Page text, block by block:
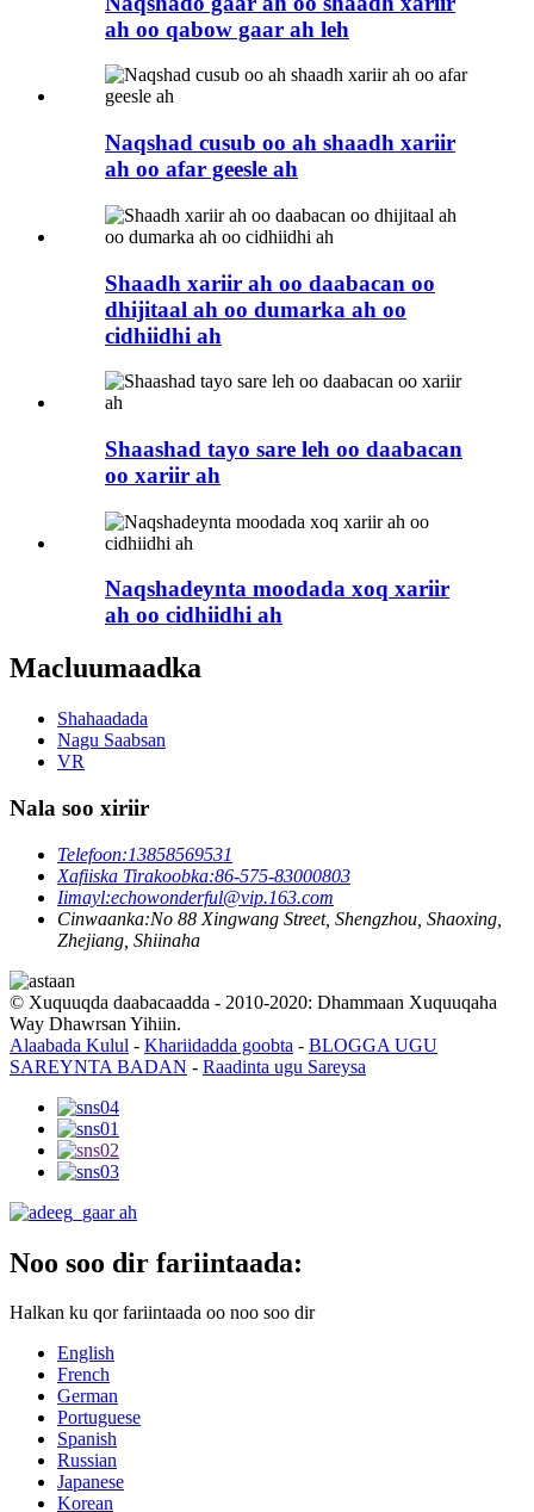
ah oo qabow gaar ah leh
Naqshad cusub oo ah shaadh xariir
ah oo afar geesle ah
Shaadh xariir ah oo daabacan oo
dhijitaal ah oo dumarka ah oo
cidhiidhi ah
Shaashad tayo sare leh oo daabacan
oo xariir ah
Naqshadeynta moodada xoq xariir
ah oo cidhiidhi ah
Macluumaadka
Shahaadada
Nagu Saabsan
VR
Nala soo xiriir
Telefoon:13858569531
Xafiiska Tirakoobka:86-575-83000803
Iimayl:echowonderful@vip.163.com
Cinwaanka:No 88 Xingwang Street, Shengzhou, Shaoxing,
Zhejiang, Shiinaha
© Xuquuqda daabacaadda - 2010-2020: Dhammaan Xuquuqaha
Way Dhawrsan Yihiin.
Alaabada Kulul - Khariidadda goobta - BLOGGA UGU
SAREYNTA BADAN - Raadinta ugu Sareysa
Noo soo dir fariintaada:
Halkan ku qor fariintaada oo noo soo dir
English
French
German
Portuguese
Spanish
Russian
Japanese
Korean